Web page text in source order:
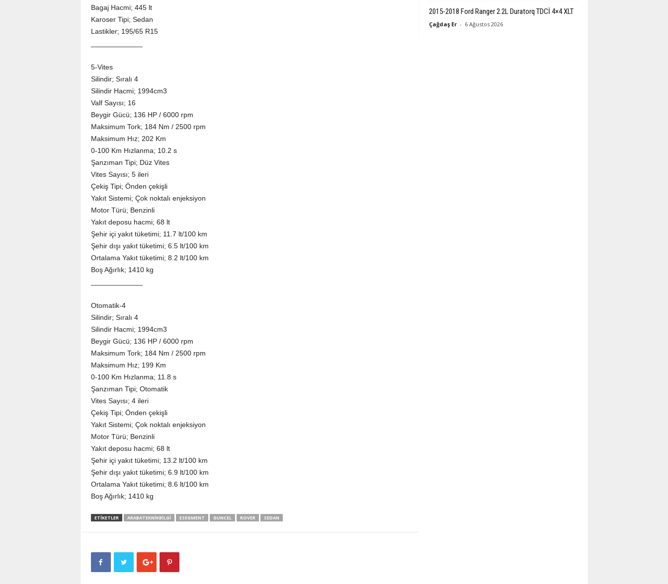
Bagaj Hacmi; 445 lt
Karoser Tipi; Sedan
Lastikler; 195/65 R15
5-Vites
Silindir; Sıralı 4
Silindir Hacmi; 1994cm3
Valf Sayısı; 16
Beygir Gücü; 136 HP / 6000 rpm
Maksimum Tork; 184 Nm / 2500 rpm
Maksimum Hız; 202 Km
0-100 Km Hızlanma; 10.2 s
Şanzıman Tipi; Düz Vites
Vites Sayısı; 5 ileri
Çekiş Tipi; Önden çekişli
Yakıt Sistemi; Çok noktalı enjeksiyon
Motor Türü; Benzinli
Yakıt deposu hacmi; 68 lt
Şehir içi yakıt tüketimi; 11.7 lt/100 km
Şehir dışı yakıt tüketimi; 6.5 lt/100 km
Ortalama Yakıt tüketimi; 8.2 lt/100 km
Boş Ağırlık; 1410 kg
Otomatik-4
Silindir; Sıralı 4
Silindir Hacmi; 1994cm3
Beygir Gücü; 136 HP / 6000 rpm
Maksimum Tork; 184 Nm / 2500 rpm
Maksimum Hız; 199 Km
0-100 Km Hızlanma; 11.8 s
Şanzıman Tipi; Otomatik
Vites Sayısı; 4 ileri
Çekiş Tipi; Önden çekişli
Yakıt Sistemi; Çok noktalı enjeksiyon
Motor Türü; Benzinli
Yakıt deposu hacmi; 68 lt
Şehir içi yakıt tüketimi; 13.2 lt/100 km
Şehir dışı yakıt tüketimi; 6.9 lt/100 km
Ortalama Yakıt tüketimi; 8.6 lt/100 km
Boş Ağırlık; 1410 kg
ETIKETLER ARABATEKNIKBILGI ESEGMENT GUNCEL ROVER SEDAN
2015-2018 Ford Ranger 2.2L Duratorq TDCİ 4×4 XLT
Çağdaş Er - 6 Ağustos 2026